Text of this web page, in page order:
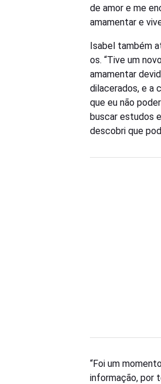
de amor e me
amamentar e
Isabel também
os. “Tive um
amamentar
dilacerados, e a
que eu não
buscar estudos
descobri que
“Foi um
informação, por